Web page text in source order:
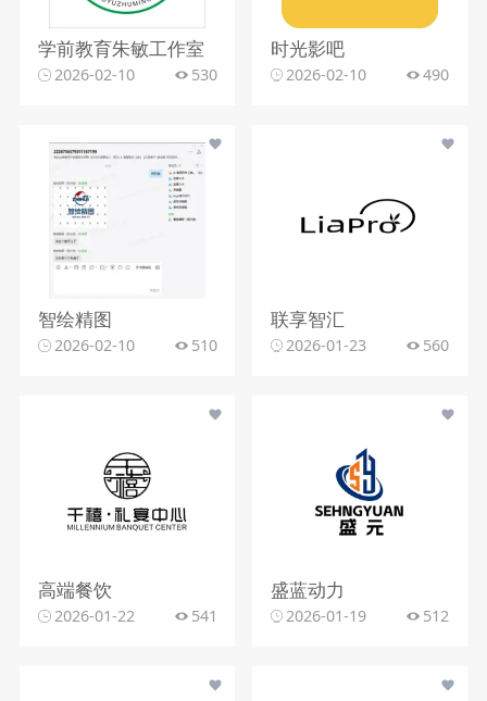
学前教育朱敏工作室
2026-02-10 530
时光影吧
2026-02-10 490
智绘精图
2026-02-10 510
联享智汇
2026-01-23 560
高端餐饮
2026-01-22 541
盛蓝动力
2026-01-19 512